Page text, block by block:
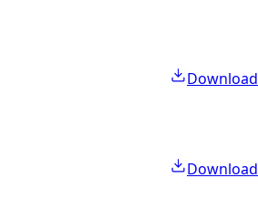
Download
Download